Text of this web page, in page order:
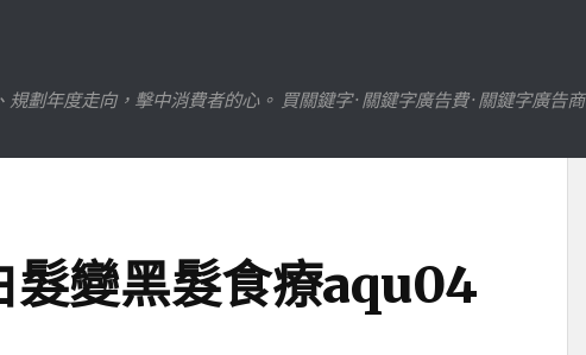
劃年度走向，擊中消費者的心。 買關鍵字 · 關鍵字廣告費 · 關鍵字廣告商
髮變黑髮食療aqu04